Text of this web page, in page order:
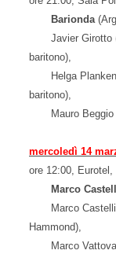
Barionda
Javier Girotto
baritono),
Helga
baritono),
Mauro
mercoledì 14
ore 12:00, Eurotel,
Marco
Marco
Hammond),
Marco